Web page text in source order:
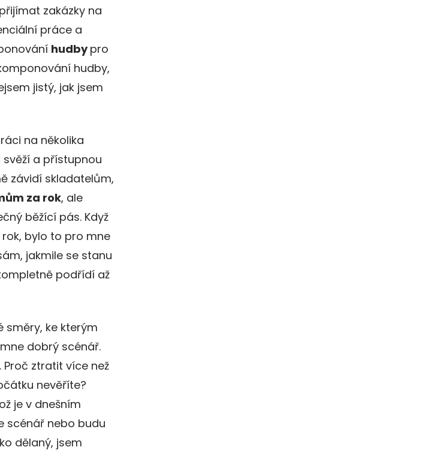
zakázky na
práce a
hudbypro
hudby,
jistý, jak jsem
na několika
a přístupnou
závidí skladatelům,
za rok, ale
běžící pás. Když
bylo to pro mne
jakmile se stanu
podřídí až
směry, ke kterým
dobrý scénář.
ztratit více než
nevěříte?
je v dnešním
scénář nebo budu
dělaný, jsem